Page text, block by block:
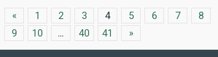
« 1 2 3 4 5 6 7
8
9
10 ... 40 41 »